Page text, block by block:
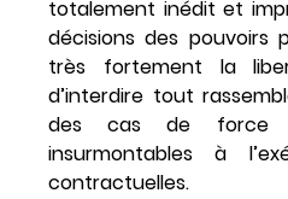
totalement inédit et
décisions des pouvoirs
très fortement la
d’interdire tout
des cas de force
insurmontables à
contractuelles.